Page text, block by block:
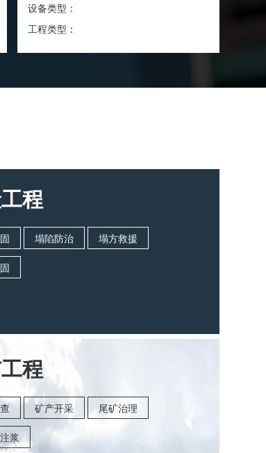
设备类型：
工程类型：
程
塌陷防治 塌方救援
程
矿产开采 尾矿治理
浆